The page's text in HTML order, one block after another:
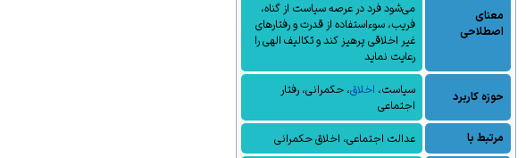
معنای
اصطلاحی
می‌شود فرد در عرصه سیاست از گناه،
فریب، سوءاستفاده از قدرت و رفتارهای
غیر اخلاقی پرهیز کند و تکالیف الهی را
رعایت نماید
حوزه کاربرد سیاست، اخلاق، حکمرانی، رفتار
اجتماعی
مرتبط با عدالت اجتماعی، اخلاق حکمرانی